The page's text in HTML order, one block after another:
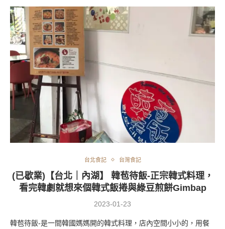
台北食記 台灣食記
(已歇業)【台北｜內湖】 韓苞待飯-正宗韓式料理，
看完韓劇就想來個韓式飯捲與綠豆煎餅Gimbap
2023-01-23
韓苞待飯-是一間韓國媽媽開的韓式料理，店內空間小小的，用餐